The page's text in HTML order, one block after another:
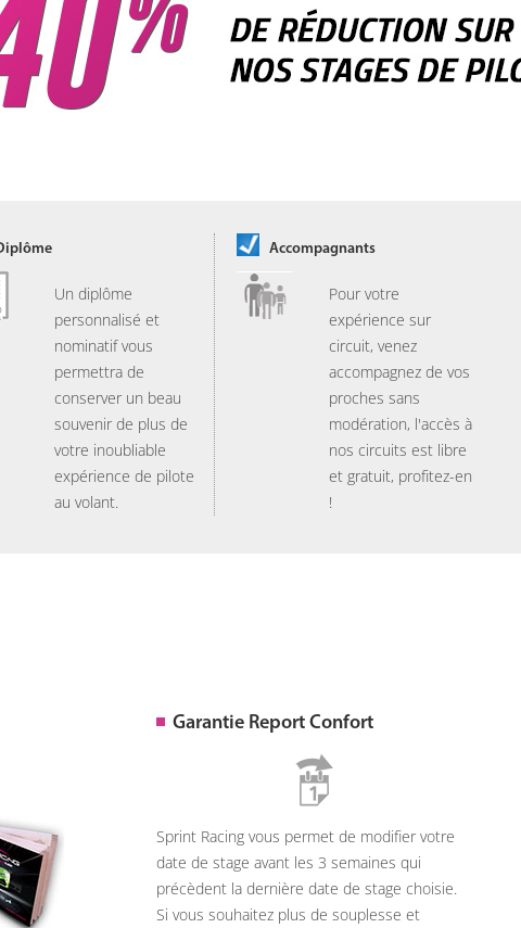
Un diplôme
personnalisé et
nominatif vous
permettra de
conserver un beau
souvenir de plus de
votre inoubliable
expérience de pilote
au volant.
Accompagnants
Pour votre
expérience sur
circuit, venez
accompagnez de vos
proches sans
modération, l'accès à
nos circuits est libre
et gratuit, profitez-en
!
Garantie Report Confort
Sprint Racing vous permet de modifier votre
date de stage avant les 3 semaines qui
précèdent la dernière date de stage choisie.
Si vous souhaitez plus de souplesse et